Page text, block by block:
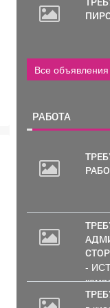
тех....
Все объявления
РАБОТА
ТРЕБУЕТСЯ - ПОДСОБНЫЙ
ТРЕБУЕТСЯ -
-